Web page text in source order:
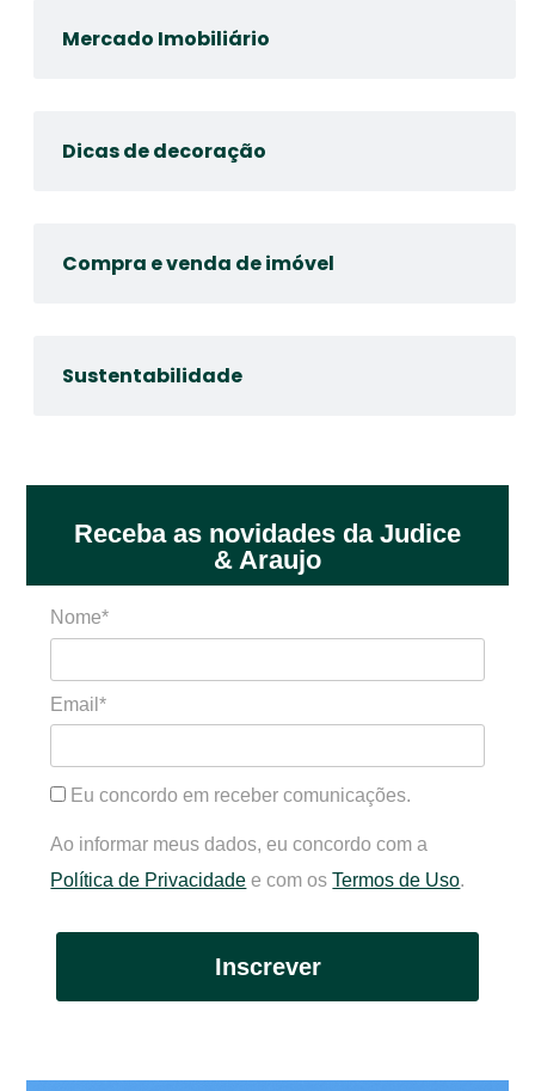
Mercado Imobiliário
Dicas de decoração
Compra e venda de imóvel
Sustentabilidade
Receba as novidades da Judice
& Araujo
Nome*
Email*
Eu concordo em receber comunicações.
Ao informar meus dados, eu concordo com a
Política de Privacidade e com osTermos de Uso.
Inscrever